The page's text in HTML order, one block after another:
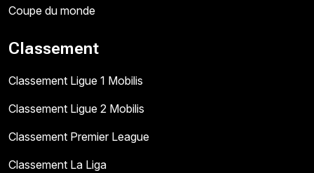
Coupe du monde
Classement
Classement Ligue 1 Mobilis
Classement Ligue 2 Mobilis
Classement Premier League
Classement La Liga